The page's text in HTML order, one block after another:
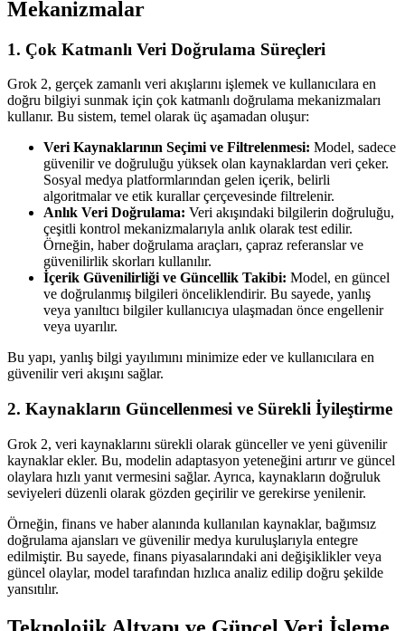
Mekanizmalar
1. Çok Katmanlı Veri Doğrulama Süreçleri
Grok 2, gerçek zamanlı veri akışlarını işlemek ve kullanıcılara en
doğru bilgiyi sunmak için çok katmanlı doğrulama mekanizmaları
kullanır. Bu sistem, temel olarak üç aşamadan oluşur:
Veri Kaynaklarının Seçimi ve Filtrelenmesi: Model, sadece
güvenilir ve doğruluğu yüksek olan kaynaklardan veri çeker.
Sosyal medya platformlarından gelen içerik, belirli
algoritmalar ve etik kurallar çerçevesinde filtrelenir.
Anlık Veri Doğrulama: Veri akışındaki bilgilerin doğruluğu,
çeşitli kontrol mekanizmalarıyla anlık olarak test edilir.
Örneğin, haber doğrulama araçları, çapraz referanslar ve
güvenilirlik skorları kullanılır.
İçerik Güvenilirliği ve Güncellik Takibi: Model, en güncel
ve doğrulanmış bilgileri önceliklendirir. Bu sayede, yanlış
veya yanıltıcı bilgiler kullanıcıya ulaşmadan önce engellenir
veya uyarılır.
Bu yapı, yanlış bilgi yayılımını minimize eder ve kullanıcılara en
güvenilir veri akışını sağlar.
2. Kaynakların Güncellenmesi ve Sürekli İyileştirme
Grok 2, veri kaynaklarını sürekli olarak günceller ve yeni güvenilir
kaynaklar ekler. Bu, modelin adaptasyon yeteneğini artırır ve güncel
olaylara hızlı yanıt vermesini sağlar. Ayrıca, kaynakların doğruluk
seviyeleri düzenli olarak gözden geçirilir ve gerekirse yenilenir.
Örneğin, finans ve haber alanında kullanılan kaynaklar, bağımsız
doğrulama ajansları ve güvenilir medya kuruluşlarıyla entegre
edilmiştir. Bu sayede, finans piyasalarındaki ani değişiklikler veya
güncel olaylar, model tarafından hızlıca analiz edilip doğru şekilde
yansıtılır.